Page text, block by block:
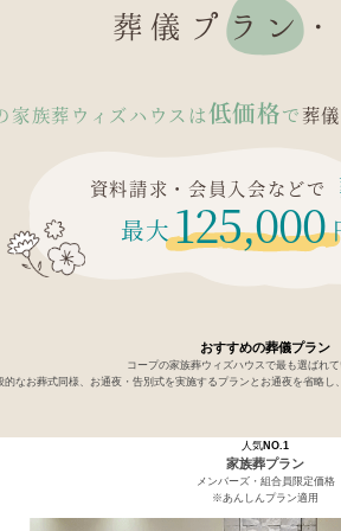
葬儀プラン
家族葬ウィズハウスは低価格で葬
資料請求・会員入会などで
最大125,000
おすすめの葬儀プラン
コープの家族葬ウィズハウスで最も選ばれて
的なお葬式同様、お通夜・告別式を実施するプランとお通夜を省略
人気NO.1
家族葬プラン
メンバーズ・組合員限定価格
※あんしんプラン適用